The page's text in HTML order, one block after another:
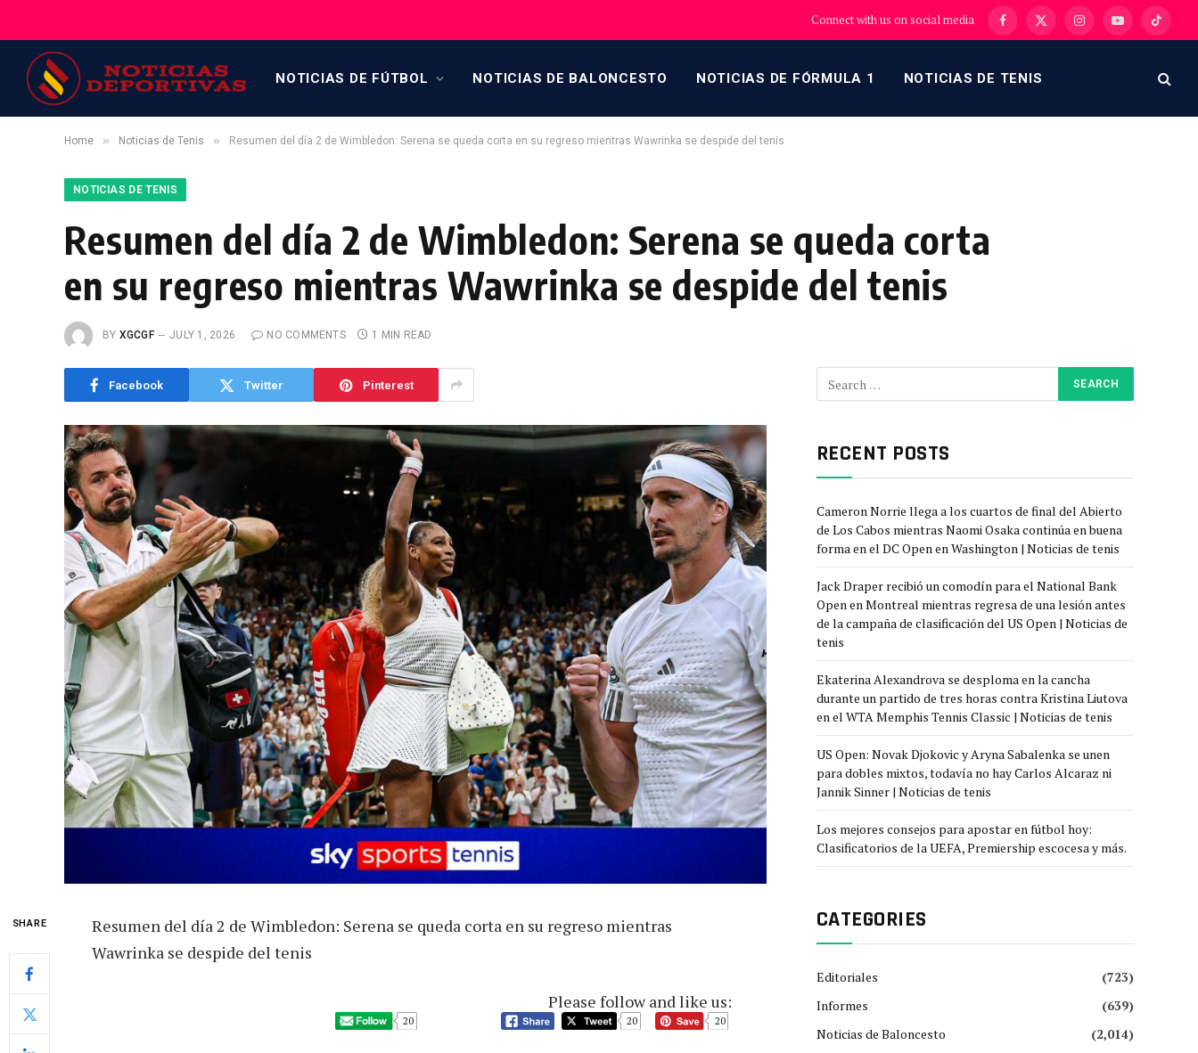
Connect with us on social media Facebook
X
InstagramYouTubeTikTok
NOTICIAS DE FÚTBOL NOTICIAS DE BALONCESTO NOTICIAS DE FÓRMULA 1 NOTICIAS DE TENIS
Home » Noticias de Tenis » Resumen del día 2 de Wimbledon: Serena se queda corta en su regreso mientras Wawrinka se despide del tenis
NOTICIAS DE TENIS
Resumen del día 2 de Wimbledon: Serena se queda corta
en su regreso mientras Wawrinka se despide del tenis
BY XGCGF JULY 1, 2026 NO COMMENTS 1 MIN READ
Facebook Twitter Pinterest
SHARE
Resumen del día 2 de Wimbledon: Serena se queda corta en su regreso mientras
Wawrinka se despide del tenis
Please follow and like us:
20 20 20
RECENT POSTS
Cameron Norrie llega a los cuartos de final del Abierto
de Los Cabos mientras Naomi Osaka continúa en buena
forma en el DC Open en Washington | Noticias de tenis
Jack Draper recibió un comodín para el National Bank
Open en Montreal mientras regresa de una lesión antes
de la campaña de clasificación del US Open | Noticias de
tenis
Ekaterina Alexandrova se desploma en la cancha
durante un partido de tres horas contra Kristina Liutova
en el WTA Memphis Tennis Classic | Noticias de tenis
US Open: Novak Djokovic y Aryna Sabalenka se unen
para dobles mixtos, todavía no hay Carlos Alcaraz ni
Jannik Sinner | Noticias de tenis
Los mejores consejos para apostar en fútbol hoy:
Clasificatorios de la UEFA, Premiership escocesa y más.
CATEGORIES
Editoriales
(723)
Informes
(639)
Noticias de Baloncesto
(2,014)